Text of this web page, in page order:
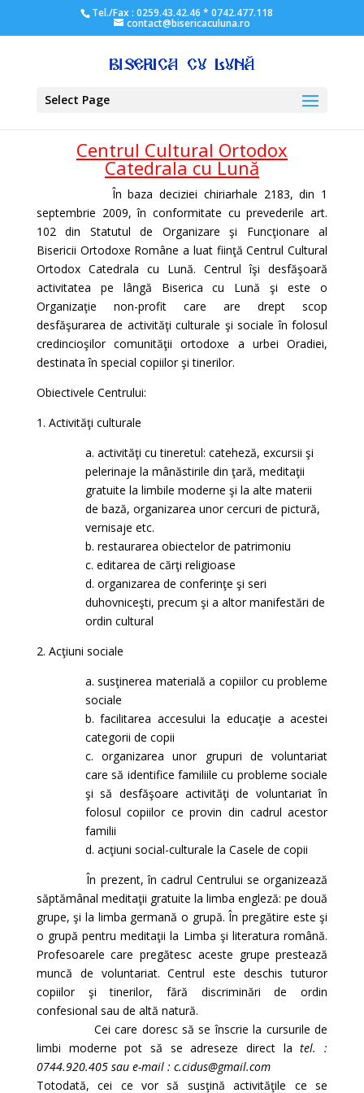
Tel./Fax : 0259.43.42.46 * 0742.477.118
contact@bisericaculuna.ro
Select Page
Centrul Cultural Ortodox
Catedrala cu Lună
În baza deciziei chiriarhale 2183, din 1
septembrie 2009, în conformitate cu prevederile art.
102 din Statutul de Organizare şi Funcţionare al
Bisericii Ortodoxe Române a luat fiinţă Centrul Cultural
Ortodox Catedrala cu Lună. Centrul îşi desfăşoară
activitatea pe lângă Biserica cu Lună şi este o
Organizaţie non-profit care are drept scop
desfăşurarea de activităţi culturale şi sociale în folosul
credincioşilor comunităţii ortodoxe a urbei Oradiei,
destinata în special copiilor şi tinerilor.
Obiectivele Centrului:
1. Activităţi culturale
a. activităţi cu tineretul: cateheză, excursii şi
pelerinaje la mânăstirile din ţară, meditaţii
gratuite la limbile moderne şi la alte materii
de bază, organizarea unor cercuri de pictură,
vernisaje etc.
b. restaurarea obiectelor de patrimoniu
c. editarea de cărţi religioase
d. organizarea de conferinţe şi seri
duhovniceşti, precum şi a altor manifestări de
ordin cultural
2. Acţiuni sociale
a. susţinerea materială a copiilor cu probleme
sociale
b. facilitarea accesului la educaţie a acestei
categorii de copii
c. organizarea unor grupuri de voluntariat
care să identifice familiile cu probleme sociale
şi să desfăşoare activităţi de voluntariat în
folosul copiilor ce provin din cadrul acestor
familii
d. acţiuni social-culturale la Casele de copii
În prezent, în cadrul Centrului se organizează
săptămânal meditaţii gratuite la limba engleză: pe două
grupe, şi la limba germană o grupă. În pregătire este şi
o grupă pentru meditaţii la Limba şi literatura română.
Profesoarele care pregătesc aceste grupe prestează
muncă de voluntariat. Centrul este deschis tuturor
copiilor şi tinerilor, fără discriminări de ordin
confesional sau de altă natură.
Cei care doresc să se înscrie la cursurile de
limbi moderne pot să se adreseze direct latel. :
0744.920.405 sau e-mail : c.cidus@gmail.com
Totodată, cei ce vor să susţină activităţile ce se